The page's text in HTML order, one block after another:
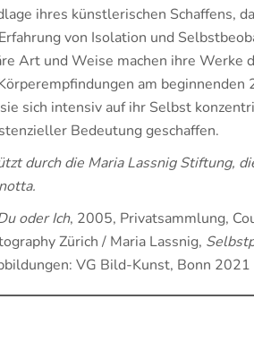
ihres künstlerischen Schaffens,
von Isolation und
Art und Weise machen ihre Werke
am beginnenden
sich intensiv auf ihr Selbst
Bedeutung geschaffen.
durch die Maria Lassnig Stiftung,
oder Ich, 2005, Privatsammlung,
Zürich / Maria Lassnig,
VG Bild-Kunst, Bonn 2021